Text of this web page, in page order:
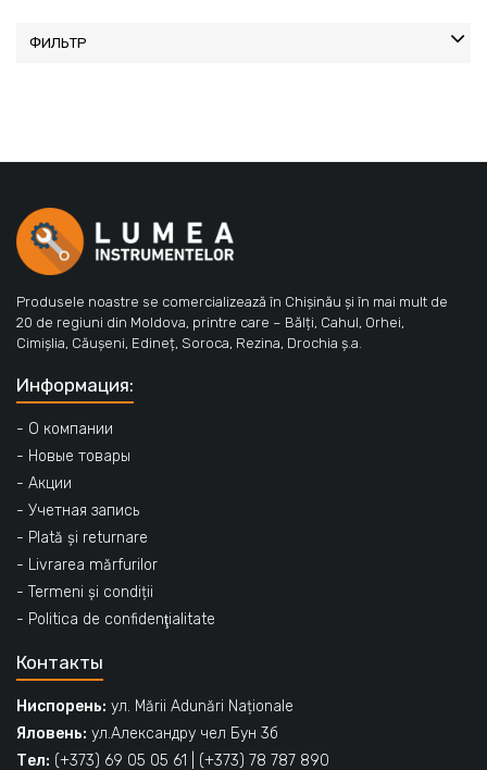
ФИЛЬТР
Produsele noastre se comercializează în Chișinău și în mai mult de
20 de regiuni din Moldova, printre care – Bălți, Cahul, Orhei,
Cimișlia, Căușeni, Edineț, Soroca, Rezina, Drochia ș.a.
Информация:
- О компании
- Новые товары
- Акции
- Учетная запись
- Plată și returnare
- Livrarea mărfurilor
- Termeni și condiții
- Politica de confidenţialitate
Контакты
Ниспорень: ул. Mării Adunări Naționale
Яловень: ул.Александру чел Бун 3б
Тел: (+373) 69 05 05 61 (+373) 78 787 890